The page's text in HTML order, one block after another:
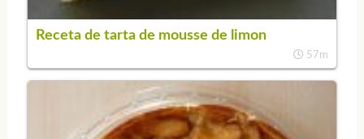
Receta de tarta de mousse de limon
57m